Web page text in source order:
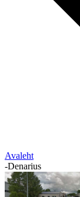
Avaleht
-Denarius